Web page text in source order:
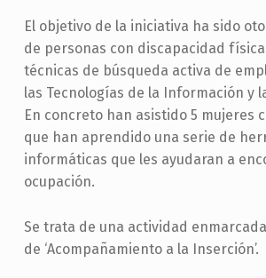
El objetivo de la iniciativa ha sido
de personas con discapacidad
técnicas de búsqueda activa de
las Tecnologías de la Información y
En concreto han asistido 5 mujeres
que han aprendido una serie de
informáticas que les ayudaran a
ocupación.
Se trata de una actividad
de ‘Acompañamiento a la Inserción’.